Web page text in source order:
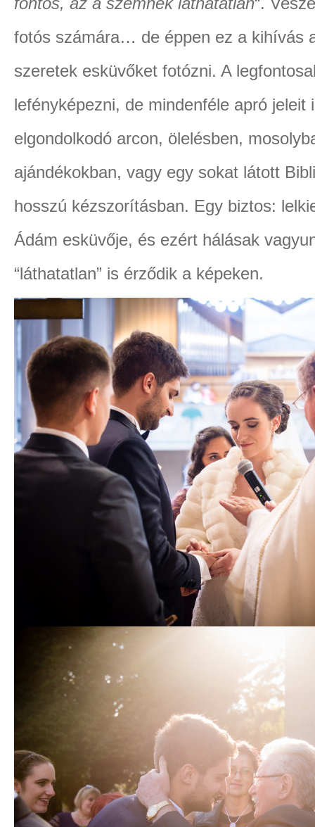
fotós számára… de éppen ez a kihívás
szeretek esküvőket fotózni. A
lefényképezni, de mindenféle apró
elgondolkodó arcon, ölelésben,
ajándékokban, vagy egy sokat látott
hosszú kézszorításban. Egy biztos:
Ádám esküvője, és ezért hálásak
“láthatatlan” is érződik a képeken.